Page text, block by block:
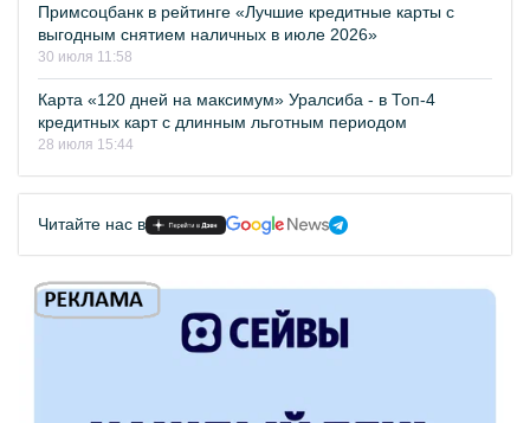
Примсоцбанк в рейтинге «Лучшие кредитные карты с
выгодным снятием наличных в июле 2026»
30 июля 11:58
Карта «120 дней на максимум» Уралсиба - в Топ-4
кредитных карт с длинным льготным периодом
28 июля 15:44
Читайте нас в